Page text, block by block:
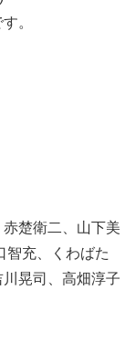
。
楚衛二、山下美
智充、くわばた
晃司、高畑淳子